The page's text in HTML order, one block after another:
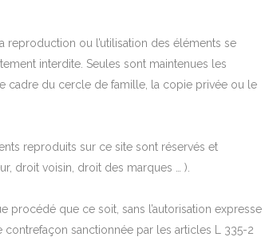
ou l’utilisation des éléments se
interdite. Seules sont maintenues les
cadre du cercle de famille, la copie privée ou le
reproduits sur ce site sont réservés et
droit voisin, droit des marques … ).
que ce soit, sans l’autorisation expresse
contrefaçon sanctionnée par les articles L 335-2